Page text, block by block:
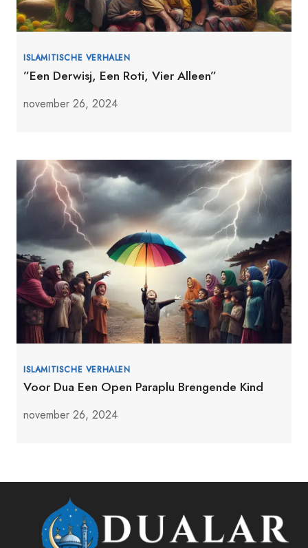
ISLAMITISCHE VERHALEN
”Een Derwisj, Een Roti, Vier Alleen”
november 26, 2024
ISLAMITISCHE VERHALEN
Voor Dua Een Open Paraplu Brengende Kind
november 26, 2024